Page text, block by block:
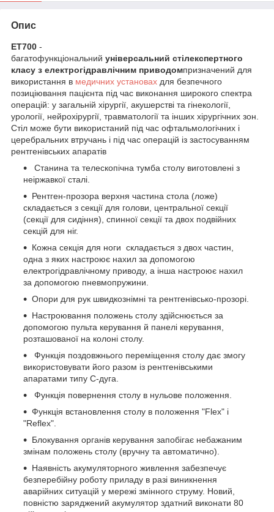
Опис
ЕТ700 -
багатофункціональний універсальний стілекспертного
класу з електрогідравлічним приводомпризначений для
використання в медичних установах для безпечного
позиціювання пацієнта під час виконання широкого спектра
операцій: у загальній хірургії, акушерстві та гінекології,
урології, нейрохірургії, травматології та інших хірургічних зон.
Стіл може бути використаний під час офтальмологічних і
церебральних втручань і під час операцій із застосуванням
рентгенівських апаратів
Станина та телескопічна тумба столу виготовлені з
неіржавкої сталі.
Рентген-прозора верхня частина стола (ложе)
складається з секції для голови, центральної секції
(секції для сидіння), спинної секції та двох подвійних
секцій для ніг.
Кожна секція для ноги складається з двох частин,
одна з яких настроює нахил за допомогою
електрогідравлічному приводу, а інша настроює нахил
за допомогою пневмопружини.
Опори для рук швидкознімні та рентгенівсько-прозорі.
Настроювання положень столу здійснюється за
допомогою пульта керування й панелі керування,
розташованої на колоні столу.
Функція поздовжнього переміщення столу дає змогу
використовувати його разом із рентгенівськими
апаратами типу С-дуга.
Функція повернення столу в нульове положення.
Функція встановлення столу в положення "Flex" і
"Reflex".
Блокування органів керування запобігає небажаним
змінам положень столу (вручну та автоматично).
Наявність акумуляторного живлення забезпечує
безперебійну роботу приладу в разі виникнення
аварійних ситуацій у мережі змінного струму. Новий,
повністю заряджений акумулятор здатний виконати 80